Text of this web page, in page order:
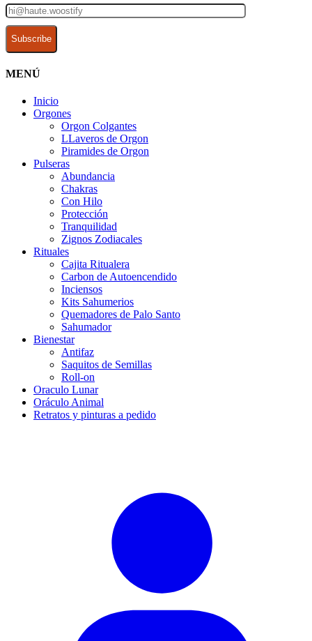
MENÚ
Inicio
Orgones
Orgon Colgantes
LLaveros de Orgon
Piramides de Orgon
Pulseras
Abundancia
Chakras
Con Hilo
Protección
Tranquilidad
Zignos Zodiacales
Rituales
Cajita Ritualera
Carbon de Autoencendido
Inciensos
Kits Sahumerios
Quemadores de Palo Santo
Sahumador
Bienestar
Antifaz
Saquitos de Semillas
Roll-on
Oraculo Lunar
Oráculo Animal
Retratos y pinturas a pedido